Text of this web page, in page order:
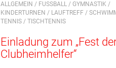
ALLGEMEIN / FUSSBALL / GYMNASTIK /
KINDERTURNEN / LAUFTREFF/
TENNIS/ TISCHTENNIS
Einladung zum „Fest
Clubheimhelfer“